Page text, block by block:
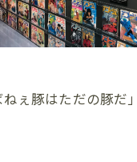
ねぇ豚はただの豚